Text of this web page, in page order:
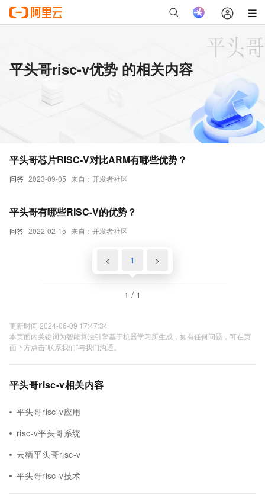
平头哥risc-v优势 的相关内容
问答 2023-09-05 来自：开发者社区
平头哥芯片RISC-V对比ARM有哪些优势？
问答 2022-02-15 来自：开发者社区
平头哥有哪些RISC-V的优势？
< 1 >
1 / 1
更新时间 2024-06-09 17:47:34
本页面内关键词为智能算法引擎基于机器学习所生成，如有任何问题，可在页
面下方点击"联系我们"与我们沟通。
平头哥risc-v相关内容
平头哥risc-v应用
risc-v平头哥系统
云栖平头哥risc-v
平头哥risc-v技术